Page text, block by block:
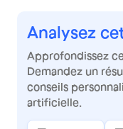
Analysez
Approfondissez
Demandez un
conseils
artificielle.